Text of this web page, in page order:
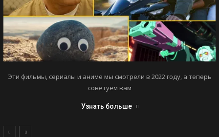
Эти фильмы, сериалы и аниме мы смотрели в 2022 году, а теперь
советуем вам
Узнать больше